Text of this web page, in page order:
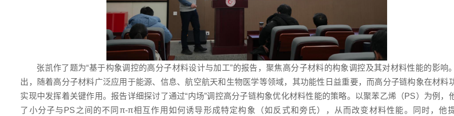
张凯作了题为“基于构象调控的高分子材料设计与加工”的报告，聚焦高分子材料的构象调控及其对材料性能的影响
出，随着高分子材料广泛应用于能源、信息、航空航天和生物医学等领域，其功能性日益重要，而高分子链构象在材料
实现中发挥着关键作用。报告详细探讨了通过“内场”调控高分子链构象优化材料性能的策略。以聚苯乙烯（PS）为例，
了小分子与PS之间的不同π-π相互作用如何诱导形成特定构象（如反式和旁氏），从而改变材料性能。同时，他